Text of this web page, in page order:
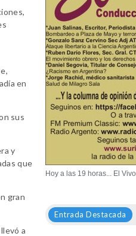
en
sus
y
que
gran
a
Hoy a las 19 horas... El Vivo
Entrada Destacada